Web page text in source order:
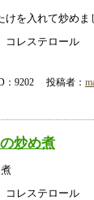
けを入れて炒めま
コレステロール
：9202 投稿者：
炒め煮
コレステロール